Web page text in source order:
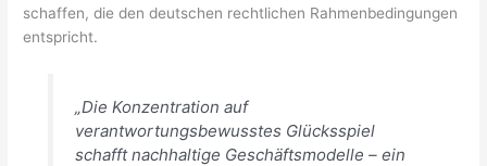
schaffen, die den deutschen rechtlichen Rahmenbedingungen
entspricht.
„Die Konzentration auf
verantwortungsbewusstes Glücksspiel
schafft nachhaltige Geschäftsmodelle – ein